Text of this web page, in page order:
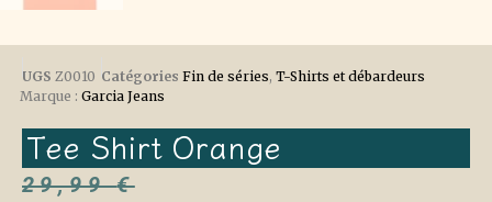
UGS Z0010 Catégories Fin de séries, T-Shirts et débardeurs
Marque : Garcia Jeans
Tee Shirt Orange
29,99€